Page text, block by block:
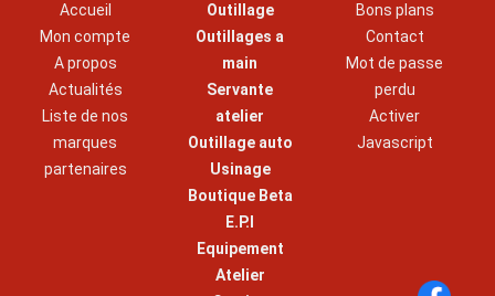
Accueil
Mon compte
A propos
Actualités
Liste de nos
marques
partenaires
Outillage
Outillages a
main
Servante
atelier
Outillage auto
Usinage
Boutique Beta
E.P.I
Equipement
Atelier
Bons plans
Contact
Mot de passe
perdu
Activer
Javascript